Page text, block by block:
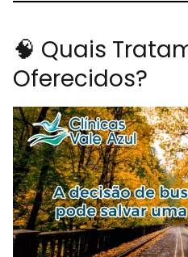
🧠 Quais
Oferecidos?